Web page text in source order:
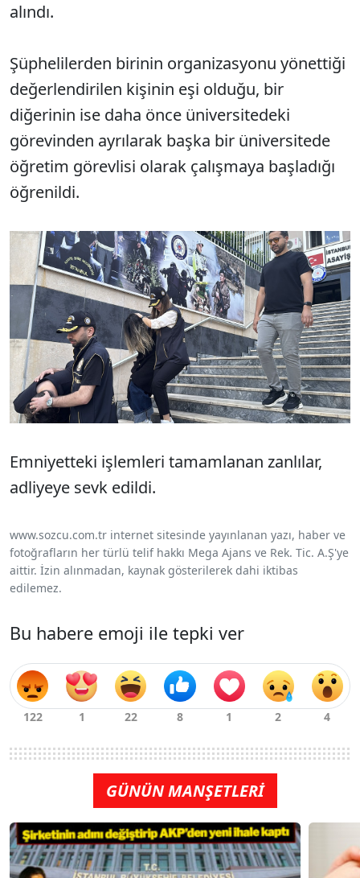
alındı.
Şüphelilerden birinin organizasyonu yönettiği
değerlendirilen kişinin eşi olduğu, bir
diğerinin ise daha önce üniversitedeki
görevinden ayrılarak başka bir üniversitede
öğretim görevlisi olarak çalışmaya başladığı
öğrenildi.
Emniyetteki işlemleri tamamlanan zanlılar,
adliyeye sevk edildi.
www.sozcu.com.tr internet sitesinde yayınlanan yazı, haber ve
fotoğrafların her türlü telif hakkı Mega Ajans ve Rek. Tic. A.Ş'ye
aittir. İzin alınmadan, kaynak gösterilerek dahi iktibas
edilemez.
Bu habere emoji ile tepki ver
GÜNÜN MANŞETLERİ